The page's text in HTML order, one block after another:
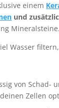
einem
und
Mineralsteine.
Wasser
von Schad-
Zellen